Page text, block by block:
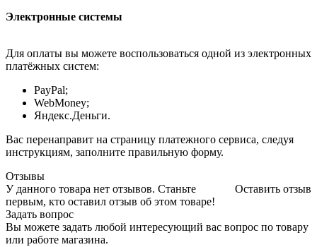
Электронные системы
Для оплаты вы можете воспользоваться одной из электронных
платёжных систем:
PayPal;
WebMoney;
Яндекс.Деньги.
Вас перенаправит на страницу платежного сервиса, следуя
инструкциям, заполните правильную форму.
Отзывы
Оставить отзыв
У данного товара нет отзывов. Станьте
первым, кто оставил отзыв об этом товаре!
Задать вопрос
Вы можете задать любой интересующий вас вопрос по товару
или работе магазина.